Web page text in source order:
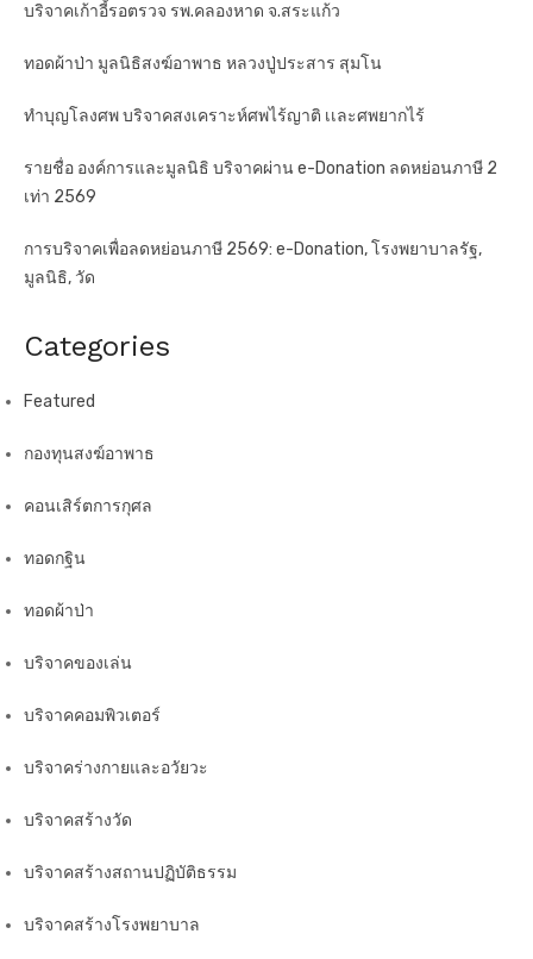
บริจาคเก้าอี้รอตรวจ รพ.คลองหาด จ.สระแก้ว
ทอดผ้าป่า มูลนิธิสงฆ์อาพาธ หลวงปู่ประสาร สุมโน
ทำบุญโลงศพ บริจาคสงเคราะห์ศพไร้ญาติ เเละศพยากไร้
รายชื่อ องค์การและมูลนิธิ บริจาคผ่าน e-Donation ลดหย่อนภาษี 2
เท่า 2569
การบริจาคเพื่อลดหย่อนภาษี 2569: e-Donation, โรงพยาบาลรัฐ,
มูลนิธิ, วัด
Categories
Featured
กองทุนสงฆ์อาพาธ
คอนเสิร์ตการกุศล
ทอดกฐิน
ทอดผ้าป่า
บริจาคของเล่น
บริจาคคอมพิวเตอร์
บริจาคร่างกายและอวัยวะ
บริจาคสร้างวัด
บริจาคสร้างสถานปฏิบัติธรรม
บริจาคสร้างโรงพยาบาล